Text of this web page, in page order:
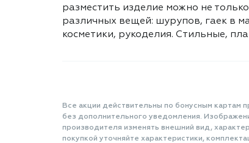
разместить изделие можно не
различных вещей: шурупов, гаек в
косметики, рукоделия. Стильные,
Все акции действительны по бонусным картам
без дополнительного уведомления.
производителя изменять внешний вид,
покупкой уточняйте характеристики,